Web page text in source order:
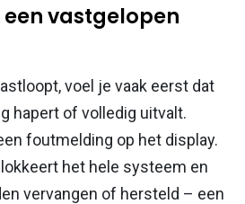
vastgelopen
voel je vaak eerst dat
hapert of volledig uitvalt.
foutmelding op het display.
het hele systeem en
vervangen of hersteld – een